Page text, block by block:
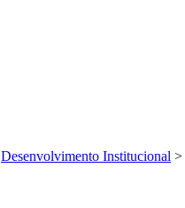
Desenvolvimento Institucional >